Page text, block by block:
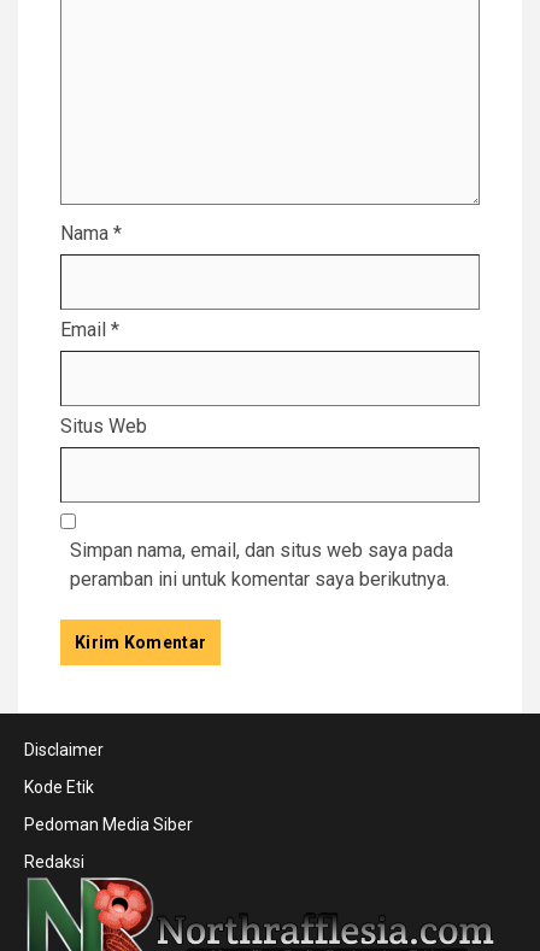
Nama *
Email *
Situs Web
Simpan nama, email, dan situs web saya pada
peramban ini untuk komentar saya berikutnya.
Disclaimer
Kode Etik
Pedoman Media Siber
Redaksi